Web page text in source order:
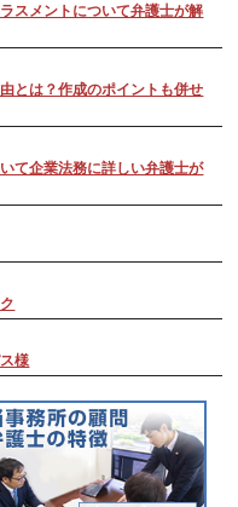
スメントについて弁護士が解
とは？作成のポイントも併せ
て企業法務に詳しい弁護士が
様